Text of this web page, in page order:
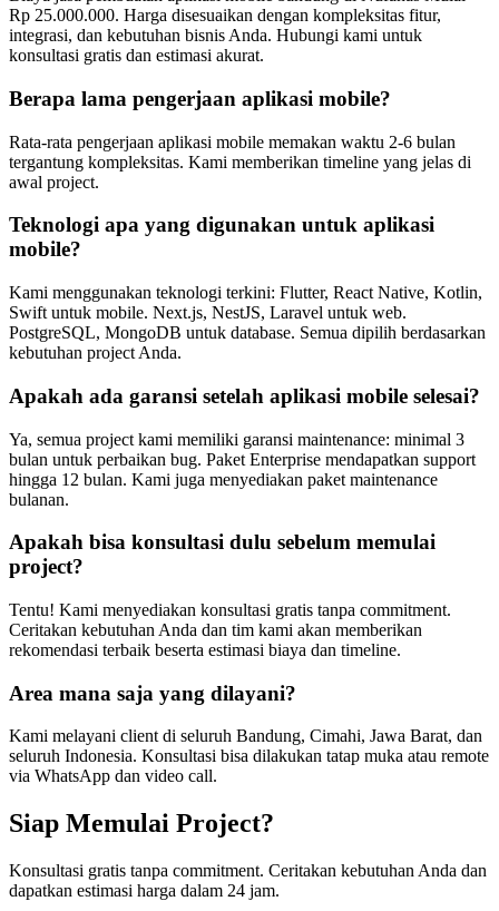
Rp 25.000.000. Harga disesuaikan dengan kompleksitas fitur,
integrasi, dan kebutuhan bisnis Anda. Hubungi kami untuk
konsultasi gratis dan estimasi akurat.
Berapa lama pengerjaan aplikasi mobile?
Rata-rata pengerjaan aplikasi mobile memakan waktu 2-6 bulan
tergantung kompleksitas. Kami memberikan timeline yang jelas di
awal project.
Teknologi apa yang digunakan untuk aplikasi
mobile?
Kami menggunakan teknologi terkini: Flutter, React Native, Kotlin,
Swift untuk mobile. Next.js, NestJS, Laravel untuk web.
PostgreSQL, MongoDB untuk database. Semua dipilih berdasarkan
kebutuhan project Anda.
Apakah ada garansi setelah aplikasi mobile selesai?
Ya, semua project kami memiliki garansi maintenance: minimal 3
bulan untuk perbaikan bug. Paket Enterprise mendapatkan support
hingga 12 bulan. Kami juga menyediakan paket maintenance
bulanan.
Apakah bisa konsultasi dulu sebelum memulai
project?
Tentu! Kami menyediakan konsultasi gratis tanpa commitment.
Ceritakan kebutuhan Anda dan tim kami akan memberikan
rekomendasi terbaik beserta estimasi biaya dan timeline.
Area mana saja yang dilayani?
Kami melayani client di seluruh Bandung, Cimahi, Jawa Barat, dan
seluruh Indonesia. Konsultasi bisa dilakukan tatap muka atau remote
via WhatsApp dan video call.
Siap Memulai Project?
Konsultasi gratis tanpa commitment. Ceritakan kebutuhan Anda dan
dapatkan estimasi harga dalam 24 jam.